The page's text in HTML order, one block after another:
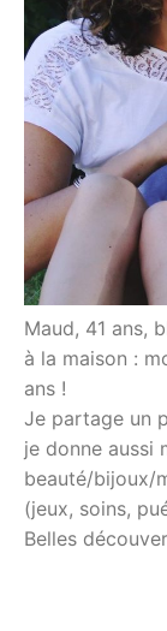
Maud, 41 ans,
à la maison :
ans !
Je partage un
je donne aussi
beauté/bijoux/
(jeux, soins,
Belles